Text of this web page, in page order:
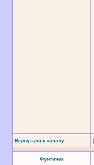
Вернуться к началу
Фунтичек